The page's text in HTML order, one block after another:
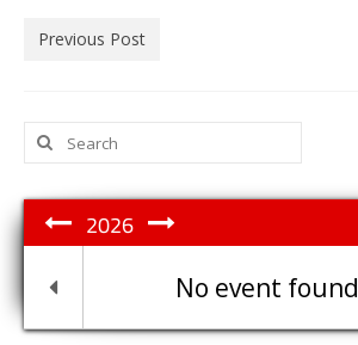
Previous Post
Search
for:
2026
No event found